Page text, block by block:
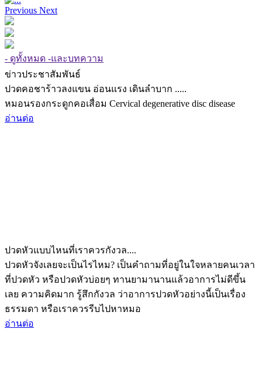
Previous Next
- ดูทั้งหมด -และบทความ
ข่าวประชาสัมพันธ์
ปวดคอชาร้าวลงแขน อ่อนแรง เดินลำบาก .....
หมอนรองกระดูกคอเสื่อม Cervical degenerative disc disease
อ่านต่อ
ปวดหัวแบบไหนที่เราควรกังวล....
ปวดหัวจังเลยจะเป็นไรไหม? เป็นคำถามที่อยู่ในใจหลายคนเวลา
ที่ปวดหัว หรือปวดหัวบ่อยๆ ทานยามานานแล้วอาการไม่ดีขึ้น
เลย ความคิดมาก รู้สึกกังวล ว่าอาการปวดหัวอย่างนี้เป็นเรื่อง
ธรรมดา หรือเราควรรีบไปหาหมอ
อ่านต่อ